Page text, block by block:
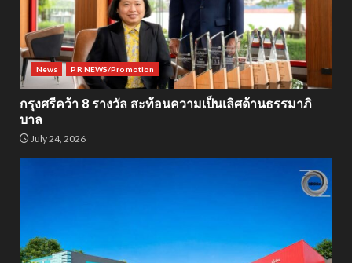
News PR NEWS/Promotion
กรุงศรีคว้า 8 รางวัล สะท้อนความเป็นเลิศด้านธรรมาภิ
บาล
July 24, 2026